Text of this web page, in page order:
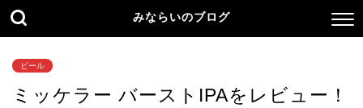
みならいのブログ
ビール
ミッケラー バーストIPAをレビュー！